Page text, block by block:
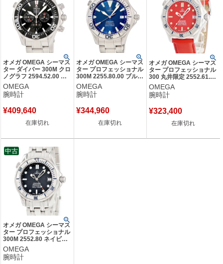
オメガ OMEGA シーマス
ター ダイバー 300M クロ
ノグラフ 2594.52.00 ブ
ラック デイト スモール
セコンド メンズ 腕時計
自動巻き ブラック 【中
OMEGA
腕時計
¥409,640
在庫切れ
オメガ OMEGA シーマス
ター プロフェッショナル
300M 2255.80.00 ブルー
デイト 逆回転防止ベゼル
メンズ 腕時計自動巻き
ブルー 【中古】
OMEGA
腕時計
¥344,960
在庫切れ
オメガ OMEGA シーマス
ター プロフェッショナル
300 丸井限定 2552.61.05
OH済 デイト レッド メン
ズ レディース 腕時計自動
巻き レッド 【中古】
OMEGA
腕時計
¥323,400
在庫切れ
オメガ OMEGA シーマス
ター プロフェッショナル
300M 2552.80 ネイビー
デイト 逆回転防止ベゼル
メンズ 腕時計自動巻き
ネイビー 【中古】
OMEGA
腕時計
中古